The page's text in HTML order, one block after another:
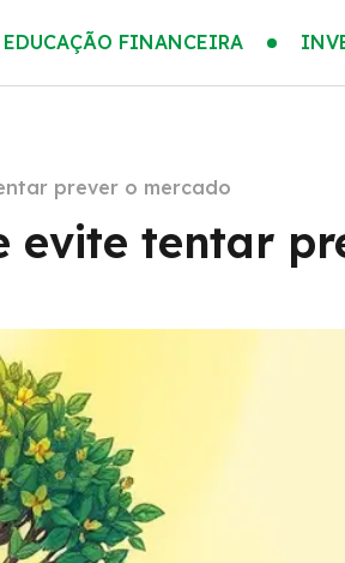
EDUCAÇÃO FINANCEIRA
prever o mercado
tentar